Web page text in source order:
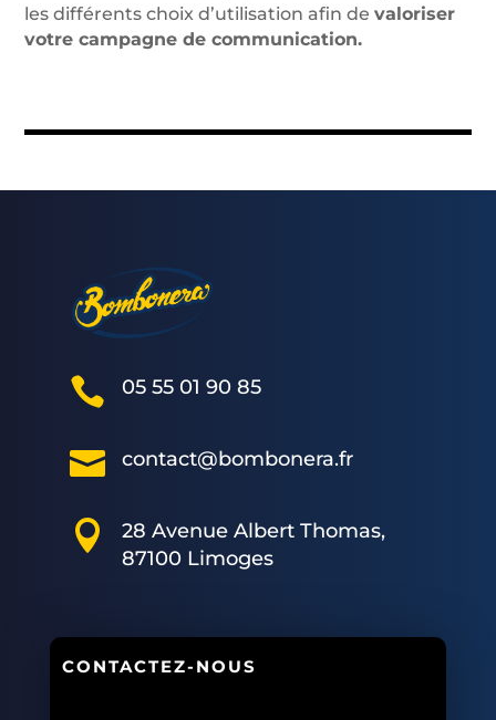
les différents choix d’utilisation afin devaloriser
votre campagne de communication.
 05 55 01 90 85
 contact@bombonera.fr

28 Avenue Albert Thomas,
87100 Limoges
CONTACTEZ-NOUS